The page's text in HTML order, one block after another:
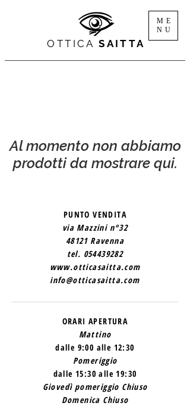
OTTICASAITTA
ME
NU
Al momento non abbiamo
prodotti da mostrare qui.
PUNTO VENDITA
via Mazzini n°32
48121 Ravenna
tel. 054439282
www.otticasaitta.com
info@otticasaitta.com
ORARI APERTURA
Mattino
dalle 9:00 alle 12:30
Pomeriggio
dalle 15:30 alle 19:30
Giovedì pomeriggio Chiuso
Domenica Chiuso